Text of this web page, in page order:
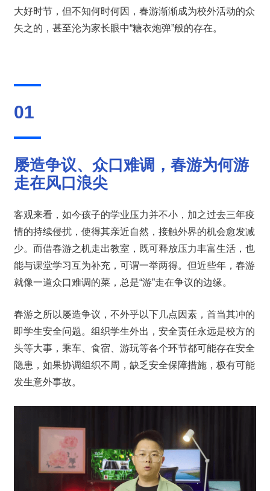
大好时节，但不知何时何因，春游渐渐成为校外活动的众
矢之的，甚至沦为家长眼中“糖衣炮弹”般的存在。
01
屡造争议、众口难调，春游为何游
走在风口浪尖
客观来看，如今孩子的学业压力并不小，加之过去三年疫
情的持续侵扰，使得其亲近自然，接触外界的机会愈发减
少。而借春游之机走出教室，既可释放压力丰富生活，也
能与课堂学习互为补充，可谓一举两得。但近些年，春游
就像一道众口难调的菜，总是“游”走在争议的边缘。
春游之所以屡造争议，不外乎以下几点因素，首当其冲的
即学生安全问题。组织学生外出，安全责任永远是校方的
头等大事，乘车、食宿、游玩等各个环节都可能存在安全
隐患，如果协调组织不周，缺乏安全保障措施，极有可能
发生意外事故。